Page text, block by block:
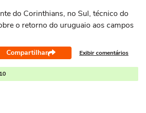
do Corinthians, no Sul, técnico do
o retorno do uruguaio aos campos
Compartilhar Exibir comentários